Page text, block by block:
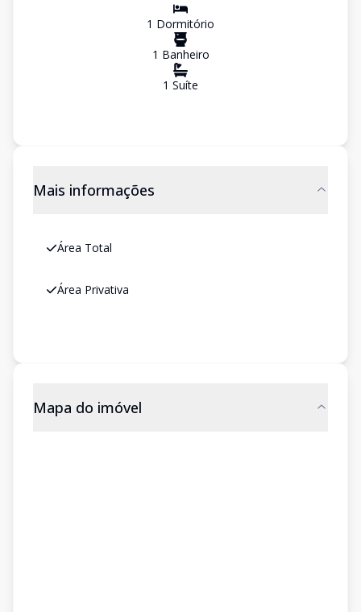
1 Dormitório
1 Banheiro
1 Suíte
Mais informações
Área Total
Área Privativa
Mapa do imóvel